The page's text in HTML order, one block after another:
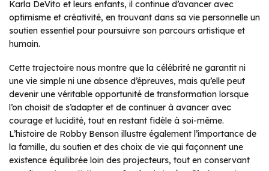
Karla DeVito et leurs enfants, il continue d’avancer avec
optimisme et créativité, en trouvant dans sa vie personnelle un
soutien essentiel pour poursuivre son parcours artistique et
humain.
Cette trajectoire nous montre que la célébrité ne garantit ni
une vie simple ni une absence d’épreuves, mais qu’elle peut
devenir une véritable opportunité de transformation lorsque
l’on choisit de s’adapter et de continuer à avancer avec
courage et lucidité, tout en restant fidèle à soi-même.
L’histoire de Robby Benson illustre également l’importance de
la famille, du soutien et des choix de vie qui façonnent une
existence équilibrée loin des projecteurs, tout en conservant